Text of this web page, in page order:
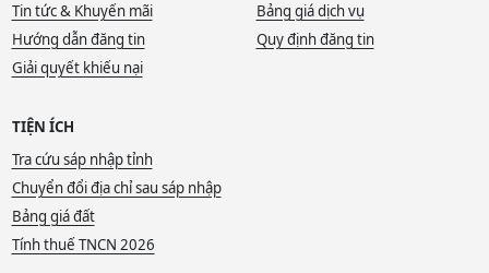
Tin tức & Khuyến mãi
Bảng giá dịch vụ
Hướng dẫn đăng tin
Quy định đăng tin
Giải quyết khiếu nại
TIỆN ÍCH
Tra cứu sáp nhập tỉnh
Chuyển đổi địa chỉ sau sáp nhập
Bảng giá đất
Tính thuế TNCN 2026